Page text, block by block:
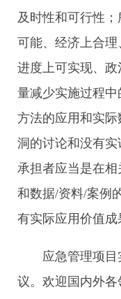
及时性和可行性
可能、经济上合理
进度上可实现、
量减少实施过程
方法的应用和实
洞的讨论和没有
承担者应当是在
和数据/资料/案例
有实际应用价值成
应急管理项目
议。欢迎国内外